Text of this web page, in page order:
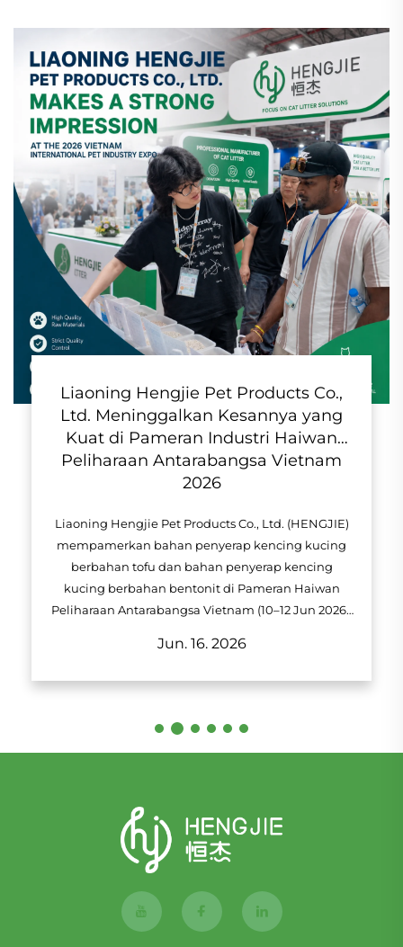
Liaoning Hengjie Pet Products Co.,
Ltd. Meninggalkan Kesannya yang
Kuat di Pameran Industri Haiwan
Peliharaan Antarabangsa Vietnam
2026
Liaoning Hengjie Pet Products Co., Ltd. (HENGJIE)
mempamerkan bahan penyerap kencing kucing
berbahan tofu dan bahan penyerap kencing
kucing berbahan bentonit di Pameran Haiwan
Peliharaan Antarabangsa Vietnam (10–12 Jun 2026),
HENGJIE, pelbagai gred produk, serta sebab
Jun. 16. 2026